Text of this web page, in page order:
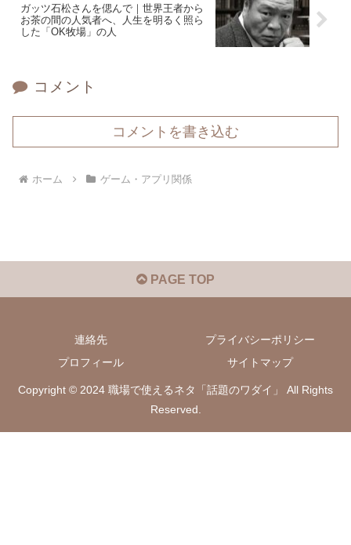
ガッツ石松さんを偲んで｜世界王者から
お茶の間の人気者へ、人生を明るく照ら
した「OK牧場」の人
コメント
コメントを書き込む
ホーム ゲーム・アプリ関係
PAGE TOP
連絡先
プライバシーポリシー
プロフィール
サイトマップ
Copyright © 2024 職場で使えるネタ「話題のワダイ」 All Rights
Reserved.